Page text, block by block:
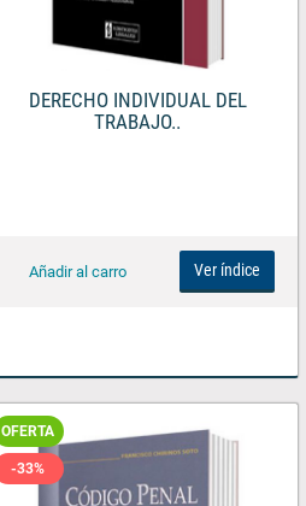
DERECHO INDIVIDUAL DEL
TRABAJO..
Ver índice
OFERTA
-33%